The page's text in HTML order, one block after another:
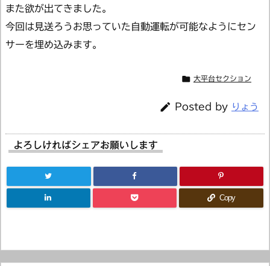
また欲が出てきました。
今回は見送ろうお思っていた自動運転が可能なようにセン
サーを埋め込みます。
 大平台セクション
 Posted by りょう
よろしければシェアお願いします
Copy